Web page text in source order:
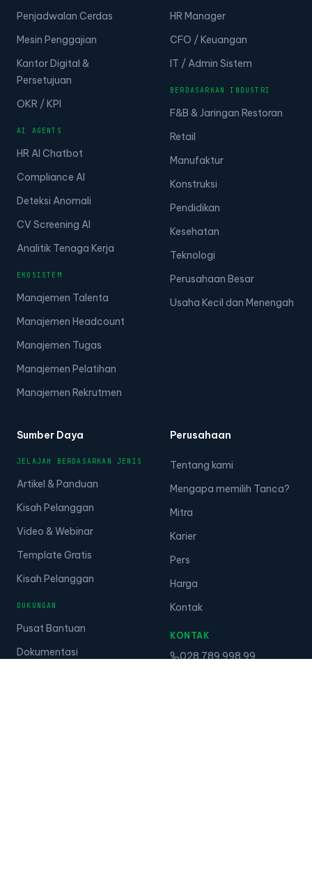
Penjadwalan Cerdas
Mesin Penggajian
Kantor Digital &
Persetujuan
OKR / KPI
AI AGENTS
HR AI Chatbot
Compliance AI
Deteksi Anomali
CV Screening AI
Analitik Tenaga Kerja
EKOSISTEM
Manajemen Talenta
Manajemen Headcount
Manajemen Tugas
Manajemen Pelatihan
Manajemen Rekrutmen
HR Manager
CFO / Keuangan
IT / Admin Sistem
BERDASARKAN INDUSTRI
F&B & Jaringan Restoran
Retail
Manufaktur
Konstruksi
Pendidikan
Kesehatan
Teknologi
Perusahaan Besar
Usaha Kecil dan Menengah
Sumber Daya
JELAJAH BERDASARKAN JENIS
Artikel & Panduan
Kisah Pelanggan
Video & Webinar
Template Gratis
Kisah Pelanggan
DUKUNGAN
Pusat Bantuan
Dokumentasi
Perusahaan
Tentang kami
Mengapa memilih Tanca?
Mitra
Karier
Pers
Harga
Kontak
KONTAK
028.789.998.99